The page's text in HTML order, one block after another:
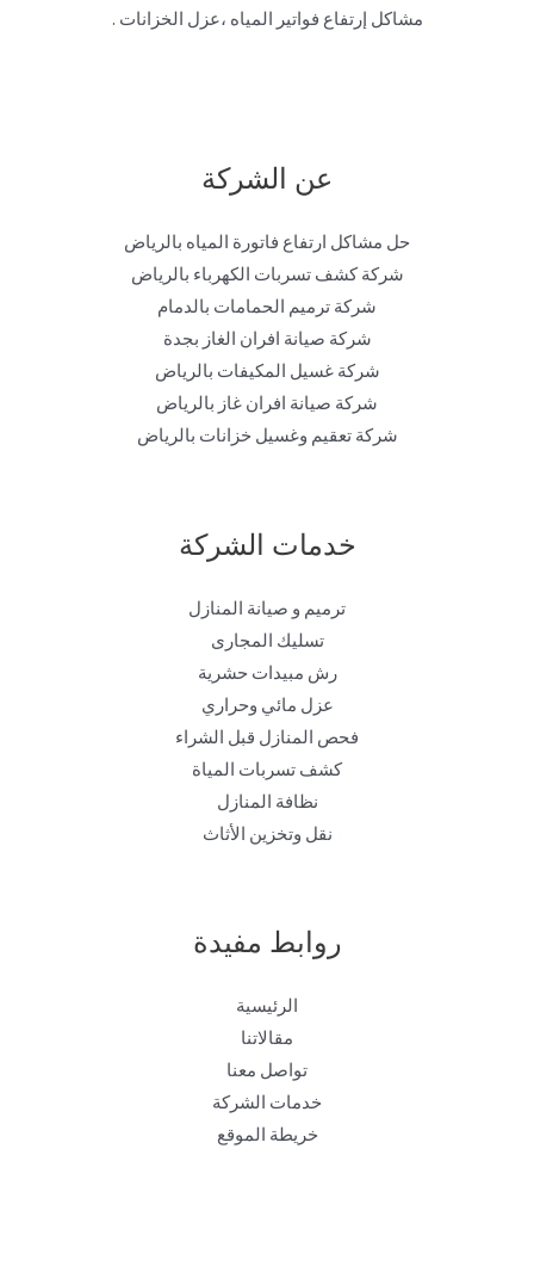
مشاكل إرتفاع فواتير المياه ،عزل الخزانات .
عن الشركة
حل مشاكل ارتفاع فاتورة المياه بالرياض
شركة كشف تسربات الكهرباء بالرياض
شركة ترميم الحمامات بالدمام
شركة صيانة افران الغاز بجدة
شركة غسيل المكيفات بالرياض
شركة صيانة افران غاز بالرياض
شركة تعقيم وغسيل خزانات بالرياض
خدمات الشركة
ترميم و صيانة المنازل
تسليك المجارى
رش مبيدات حشرية
عزل مائي وحراري
فحص المنازل قبل الشراء
كشف تسربات المياة
نظافة المنازل
نقل وتخزين الأثاث
روابط مفيدة
الرئيسية
مقالاتنا
تواصل معنا
خدمات الشركة
خريطة الموقع